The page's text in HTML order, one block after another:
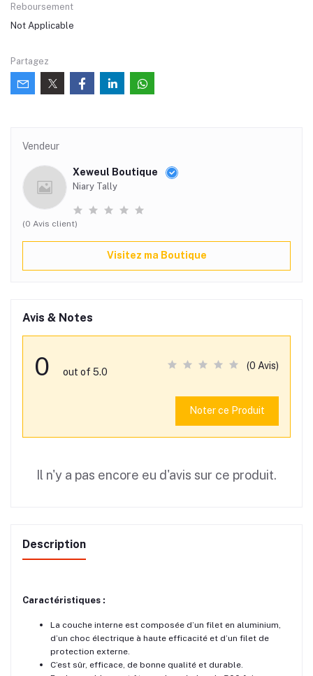
Reboursement
Not Applicable
Partagez
Vendeur
Xeweul Boutique
Niary Tally
(0 Avis client)
Visitez ma Boutique
Avis & Notes
0 out of 5.0
(0 Avis)
Noter ce Produit
Il n'y a pas encore eu d'avis sur ce produit.
Description
Caractéristiques :
La couche interne est composée d’un filet en aluminium,
d’un choc électrique à haute efficacité et d’un filet de
protection externe.
C’est sûr, efficace, de bonne qualité et durable.